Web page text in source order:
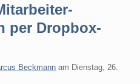
per Dropbox-
Beckmann am Dienstag, 26.